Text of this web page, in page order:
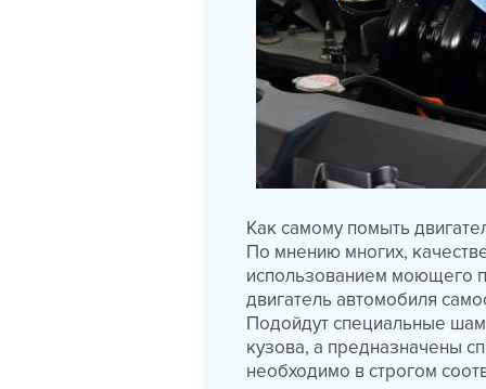
Как самому помыть
По мнению многих,
использованием моющего
двигатель автомобиля
Подойдут специальные
кузова, а предназначены
необходимо в строгом